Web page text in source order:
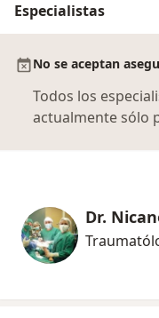
Especialistas
No se aceptan
Todos los
actualmente sólo
Dr.